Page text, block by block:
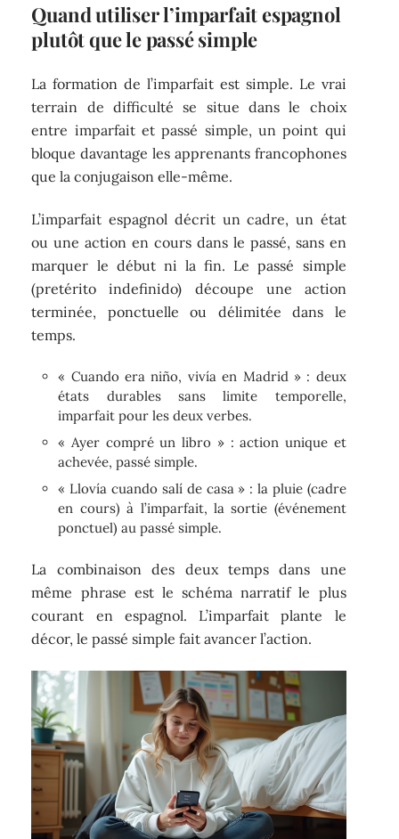
Quand utiliser l’imparfait espagnol
plutôt que le passé simple
La formation de l’imparfait est simple. Le vrai
terrain de difficulté se situe dans le choix
entre imparfait et passé simple, un point qui
bloque davantage les apprenants francophones
que la conjugaison elle-même.
L’imparfait espagnol décrit un cadre, un état
ou une action en cours dans le passé, sans en
marquer le début ni la fin. Le passé simple
(pretérito indefinido) découpe une action
terminée, ponctuelle ou délimitée dans le
temps.
« Cuando era niño, vivía en Madrid » : deux
états durables sans limite temporelle,
imparfait pour les deux verbes.
« Ayer compré un libro » : action unique et
achevée, passé simple.
« Llovía cuando salí de casa » : la pluie (cadre
en cours) à l’imparfait, la sortie (événement
ponctuel) au passé simple.
La combinaison des deux temps dans une
même phrase est le schéma narratif le plus
courant en espagnol. L’imparfait plante le
décor, le passé simple fait avancer l’action.